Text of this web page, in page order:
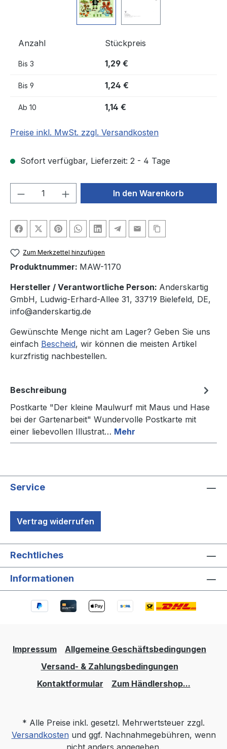
Anzahl Stückpreis
Bis 3 1,29 €
Bis 9 1,24 €
Ab 10 1,14 €
Preise inkl. MwSt. zzgl. Versandkosten
Sofort verfügbar, Lieferzeit: 2 - 4 Tage
Produkt Anzahl: Gib denIn den Warenkorb
Zum Merkzettel hinzufügen
Produktnummer: MAW-1170
Hersteller / Verantwortliche Person: Anderskartig
GmbH, Ludwig-Erhard-Allee 31, 33719 Bielefeld, DE,
info@anderskartig.de
Gewünschte Menge nicht am Lager? Geben Sie uns
einfach Bescheid, wir können die meisten Artikel
kurzfristig nachbestellen.
Beschreibung
Postkarte "Der kleine Maulwurf mit Maus und Hase
bei der Gartenarbeit" Wundervolle Postkarte mit
einer liebevollen Illustrat… Mehr
Service
Vertrag widerrufen
Rechtliches
Informationen
Impressum
Allgemeine Geschäftsbedingungen
Versand- & Zahlungsbedingungen
Kontaktformular
Zum Händlershop...
* Alle Preise inkl. gesetzl. Mehrwertsteuer zzgl.
Versandkostenund ggf. Nachnahmegebühren, wenn
nicht anders angegeben.